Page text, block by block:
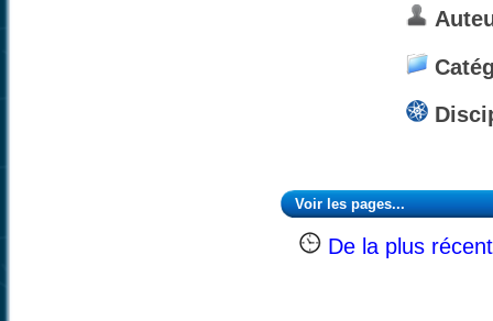
Voir les pages...
De la plus